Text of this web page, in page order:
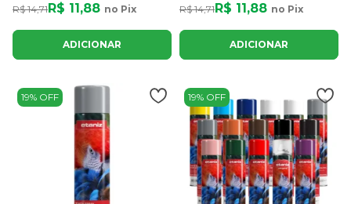
R$ 14,71R$ 11,88 no Pix
ADICIONAR
R$ 14,71R$ 11,88 no Pix
ADICIONAR
19% OFF 19% OFF